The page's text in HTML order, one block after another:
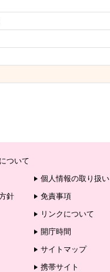
ついて
個人情報の取り扱い
針
免責事項
リンクについて
開庁時間
サイトマップ
携帯サイト